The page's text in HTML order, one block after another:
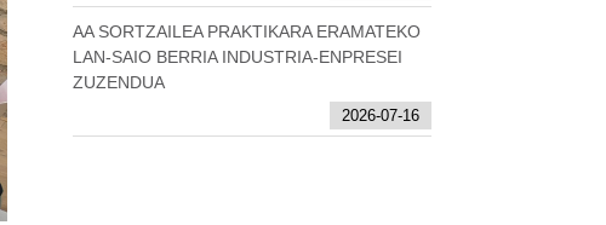
AA SORTZAILEA PRAKTIKARA ERAMATEKO
LAN-SAIO BERRIA INDUSTRIA-ENPRESEI
ZUZENDUA
2026-07-16